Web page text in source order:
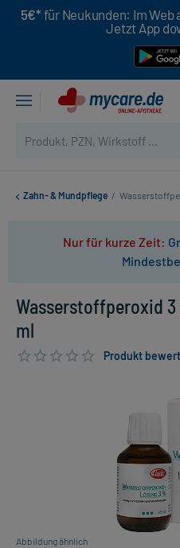
5€* für Neukunden: Im Web
Jetzt App
Zahn- & Mundpflege /
Nur für kurze Zeit:
Wasserstoffperoxid 3
ml
Produkt
Abbildung ähnlich